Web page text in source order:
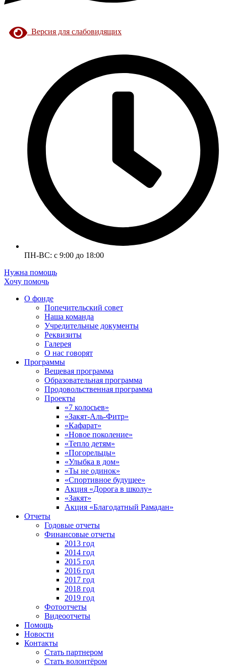
Версия для слабовидящих
ПН-ВС: с 9:00 до 18:00
Нужна помощь
Хочу помочь
О фонде
Попечительский совет
Наша команда
Учредительные документы
Реквизиты
Галерея
О нас говорят
Программы
Вещевая программа
Образовательная программа
Продовольственная программа
Проекты
«7 колосьев»
«Закят-Аль-Фитр»
«Кафарат»
«Новое поколение»
«Тепло детям»
«Погорельцы»
«Улыбка в дом»
«Ты не одинок»
«Спортивное будущее»
Акция «Дорога в школу»
«Закят»
Акция «Благодатный Рамадан»
Отчеты
Годовые отчеты
Финансовые отчеты
2013 год
2014 год
2015 год
2016 год
2017 год
2018 год
2019 год
Фотоотчеты
Видеоотчеты
Помощь
Новости
Контакты
Стать партнером
Стать волонтёром